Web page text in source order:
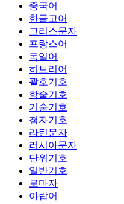
중국어
한글고어
그리스문자
프랑스어
독일어
히브리어
괄호기호
학술기호
기술기호
첨자기호
라틴문자
러시아문자
단위기호
일반기호
로마자
아랍어